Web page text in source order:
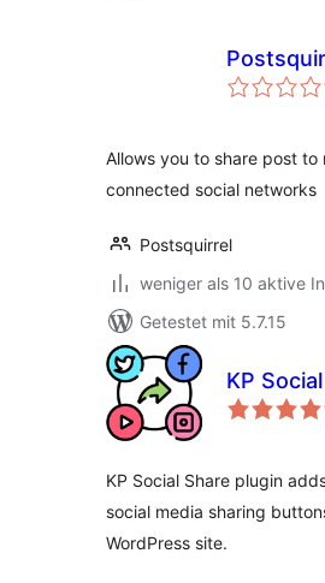
Allows you to share post to
connected social networks
Postsquirrel
weniger als 10 aktive
Getestet mit 5.7.15
KP
KP Social Share plugin
social media sharing
WordPress site.